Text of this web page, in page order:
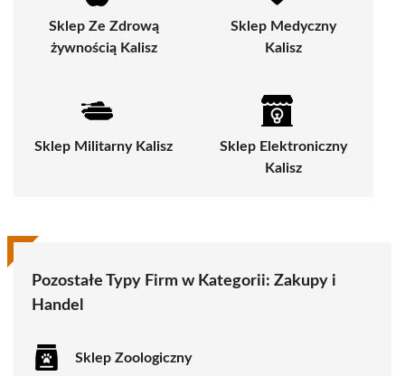
Sklep Ze Zdrową
żywnością Kalisz
Sklep Medyczny
Kalisz
Sklep Militarny Kalisz
Sklep Elektroniczny
Kalisz
Pozostałe Typy Firm w Kategorii: Zakupy i
Handel
Sklep Zoologiczny